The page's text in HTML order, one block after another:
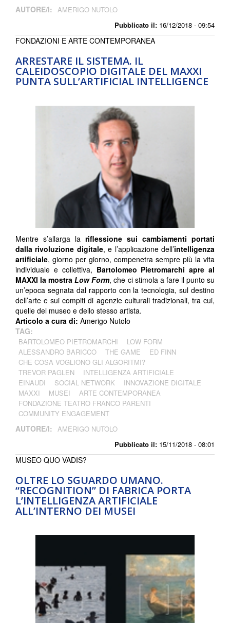
Pubblicato il: 16/12/2018 - 09:54
AUTORE/I: AMERIGO NUTOLO
ARRESTARE IL SISTEMA. IL
CALEIDOSCOPIO DIGITALE DEL MAXXI
PUNTA SULL’ARTIFICIAL INTELLIGENCE
Pubblicato il: 15/11/2018 - 08:01
FONDAZIONI E ARTE CONTEMPORANEA
Mentre s’allarga la riflessione sui cambiamenti portati
dalla rivoluzione digitale, e l’applicazione dell’intelligenza
artificiale, giorno per giorno, compenetra sempre più la vita
individuale e collettiva, Bartolomeo Pietromarchi apre al
MAXXI la mostraLow Form, che ci stimola a fare il punto su
un’epoca segnata dal rapporto con la tecnologia, sul destino
dell’arte e sui compiti di agenzie culturali tradizionali, tra cui,
quelle del museo e dello stesso artista.
Articolo a cura di: Amerigo Nutolo
TAG:
BARTOLOMEO PIETROMARCHI
LOW FORM
ALESSANDRO BARICCO
THE GAME
ED FINN
CHE COSA VOGLIONO GLI ALGORITMI?
TREVOR PAGLEN
INTELLIGENZA ARTIFICIALE
EINAUDI
SOCIAL NETWORK
INNOVAZIONE DIGITALE
MAXXI
MUSEI
ARTE CONTEMPORANEA
FONDAZIONE TEATRO FRANCO PARENTI
COMMUNITY ENGAGEMENT
AUTORE/I: AMERIGO NUTOLO
OLTRE LO SGUARDO UMANO.
“RECOGNITION” DI FABRICA PORTA
L’INTELLIGENZA ARTIFICIALE
ALL’INTERNO DEI MUSEI
MUSEO QUO VADIS?